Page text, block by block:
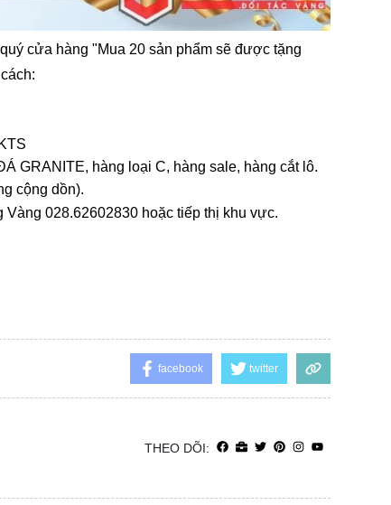
cửa hàng "Mua 20 sản phẩm sẽ được tặng
GRANITE, hàng loại C, hàng sale, hàng cắt lô.
cộng dồn).
028.62602830 hoặc tiếp thị khu vực.
facebook twitter
THEO DÕI: